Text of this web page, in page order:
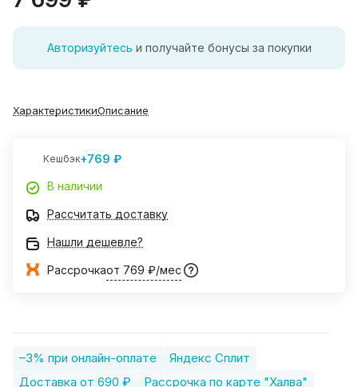
Авторизуйтесь и получайте бонусы за покупки
ХарактеристикиОписание
Кешбэк+769 ₽
В наличии
Рассчитать доставку
Нашли дешевле?
Рассрочкаот 769 ₽/мес
–3% при онлайн-оплате
Яндекс Сплит
Доставка от 690 ₽
Рассрочка по карте "Халва"